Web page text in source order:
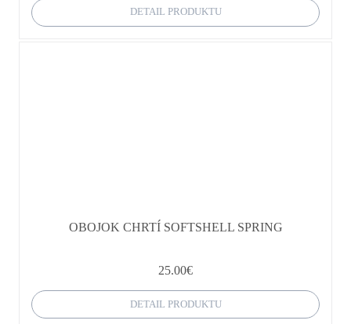
DETAIL PRODUKTU
OBOJOK CHRTÍ SOFTSHELL SPRING
25.00€
DETAIL PRODUKTU